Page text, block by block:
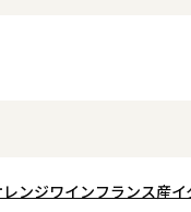
レンジワインフランス産イ